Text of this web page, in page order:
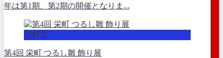
年は第1期、第2期の開催となりま...
田村市
第4回 栄町 つるし雛 飾り展